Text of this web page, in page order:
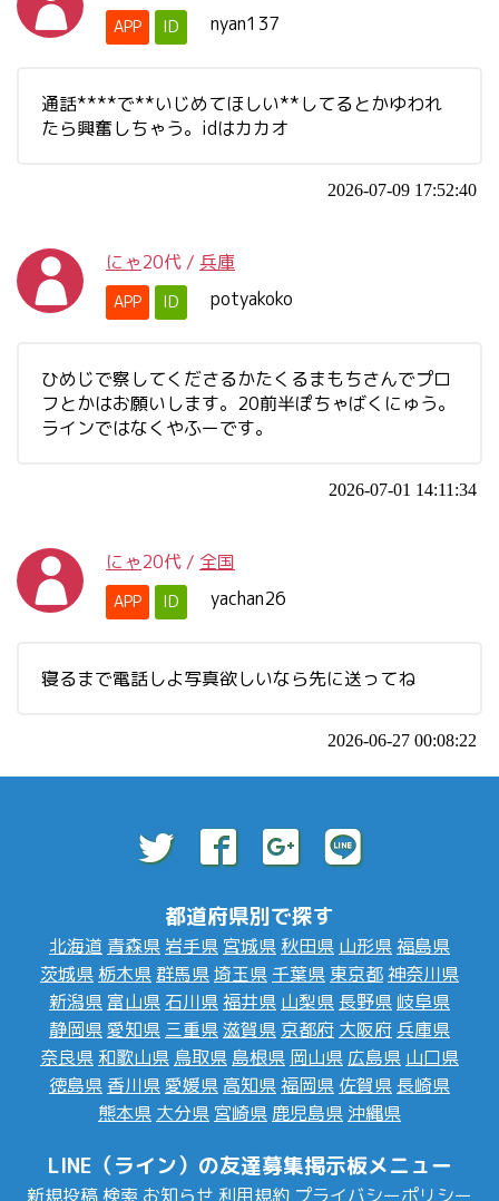
APP ID nyan137
通話****で**いじめてほしい**してるとかゆわれ
たら興奮しちゃう。idはカカオ
2026-07-09 17:52:40
にゃ20代 / 兵庫
APP ID potyakoko
ひめじで察してくださるかたくるまもちさんでプロ
フとかはお願いします。20前半ぽちゃばくにゅう。
ラインではなくやふーです。
2026-07-01 14:11:34
にゃ20代 / 全国
APP ID yachan26
寝るまで電話しよ写真欲しいなら先に送ってね
2026-06-27 00:08:22
都道府県別で探す
北海道 青森県 岩手県 宮城県 秋田県 山形県福島県
茨城県 栃木県群馬県埼玉県 千葉県 東京都神奈川県
新潟県 富山県 石川県福井県 山梨県 長野県 岐阜県
静岡県愛知県 三重県滋賀県 京都府 大阪府 兵庫県
奈良県 和歌山県 鳥取県 島根県 岡山県 広島県 山口県
徳島県 香川県愛媛県 高知県福岡県 佐賀県 長崎県
熊本県 大分県 宮崎県 鹿児島県 沖縄県
LINE（ライン）の友達募集掲示板メニュー
新規投稿 検索 お知らせ 利用規約 プライバシーポリシー